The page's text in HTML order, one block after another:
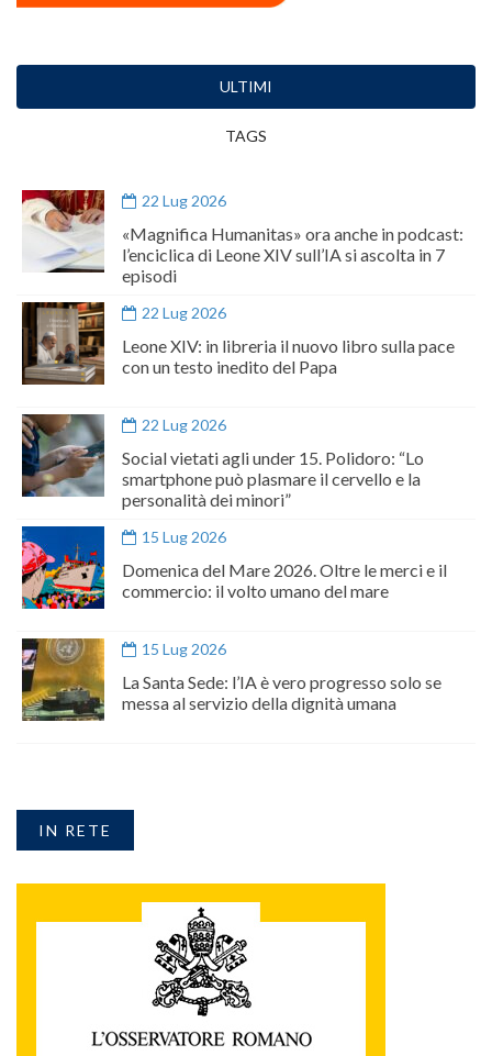
ULTIMI
TAGS
22 Lug 2026
«Magnifica Humanitas» ora anche in podcast:
l’enciclica di Leone XIV sull’IA si ascolta in 7
episodi
22 Lug 2026
Leone XIV: in libreria il nuovo libro sulla pace
con un testo inedito del Papa
22 Lug 2026
Social vietati agli under 15. Polidoro: “Lo
smartphone può plasmare il cervello e la
personalità dei minori”
15 Lug 2026
Domenica del Mare 2026. Oltre le merci e il
commercio: il volto umano del mare
15 Lug 2026
La Santa Sede: l’IA è vero progresso solo se
messa al servizio della dignità umana
IN RETE